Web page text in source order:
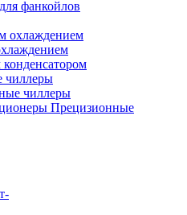
фанкойлов
охлаждением
чиллеры
чиллеры
Прецизионные